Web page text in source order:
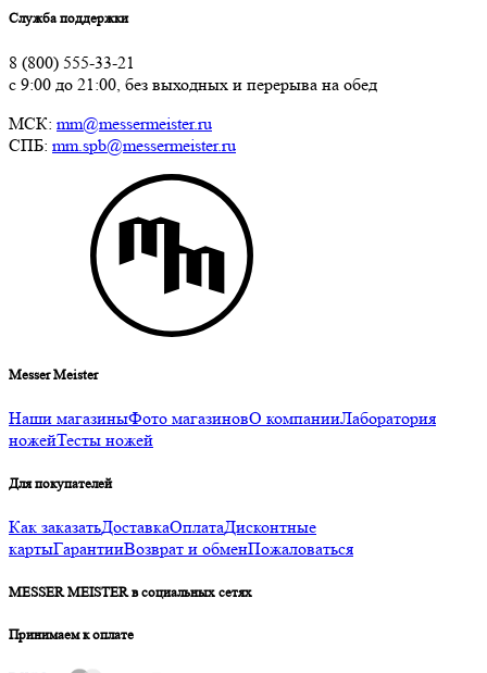
Служба поддержки
8 (800) 555-33-21
с 9:00 до 21:00, без выходных и перерыва на обед
МСК: mm@messermeister.ru
СПБ: mm.spb@messermeister.ru
Messer Meister
Наши магазиныФото магазиновО компанииЛаборатория
ножейТесты ножей
Для покупателей
Как заказатьДоставкаОплатаДисконтные
картыГарантииВозврат и обменПожаловаться
MESSER MEISTER в социальных сетях
Принимаем к оплате